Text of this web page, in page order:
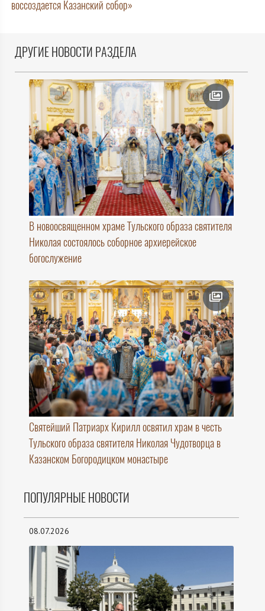
воссоздается Казанский собор»
ДРУГИЕ НОВОСТИ РАЗДЕЛА
В новоосвященном храме Тульского образа святителя
Николая состоялось соборное архиерейское
богослужение
Святейший Патриарх Кирилл освятил храм в честь
Тульского образа святителя Николая Чудотворца в
Казанском Богородицком монастыре
ПОПУЛЯРНЫЕ НОВОСТИ
08.07.2026